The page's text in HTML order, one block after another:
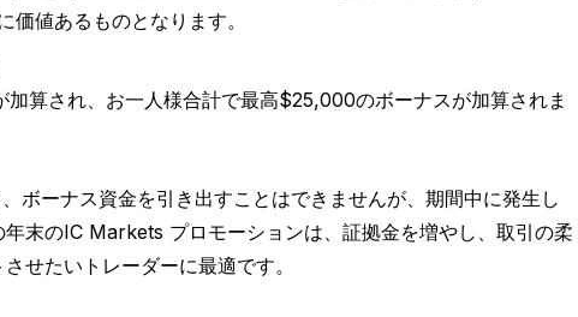
値あるものとなります。
算され、お一人様合計で最高$25,000のボーナスが加算されま
ボーナス資金を引き出すことはできませんが、期間中に発生し
末のIC Markets プロモーションは、証拠金を増やし、取引の柔
せたいトレーダーに最適です。